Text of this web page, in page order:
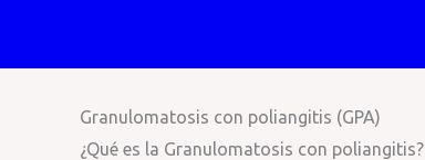
Granulomatosis con poliangitis (GPA)
¿Qué es la Granulomatosis con poliangitis?